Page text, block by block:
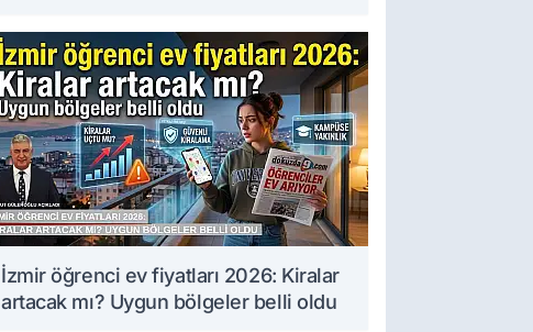
İzmir öğrenci ev fiyatları 2026: Kiralar
artacak mı? Uygun bölgeler belli oldu